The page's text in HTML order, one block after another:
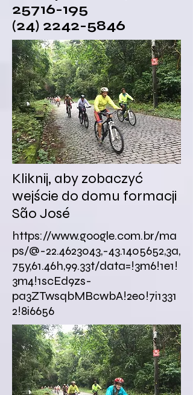
25716-195
(24) 2242-5846
Kliknij, aby zobaczyć
wejście do domu formacji
São José
https://www.google.com.br/ma
ps/@-22.4623043,-43.1405652,3a,
75y,61.46h,99.33t/data=!3m6!1e1!
3m4!1scEd9zs-
pa3ZTwsqbMBcwbA!2e0!7i1331
2!8i6656